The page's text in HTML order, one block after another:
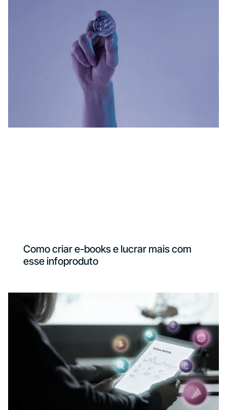
Como criar e-books e lucrar mais com
esse infoproduto